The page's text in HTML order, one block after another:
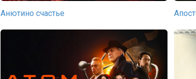
Анютино счастье